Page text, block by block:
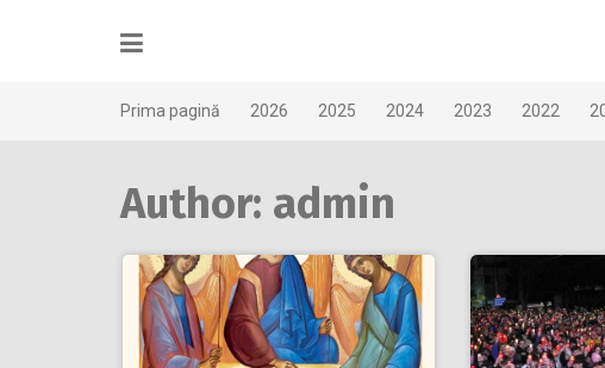
Prima pagină 2026 2025 2024 2023 2022
Author: admin